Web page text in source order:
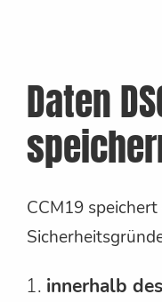
Daten
CCM19
innerhalb